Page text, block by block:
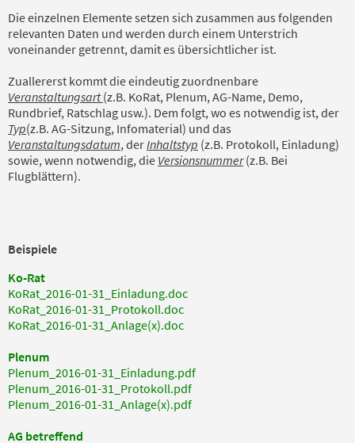
Die einzelnen Elemente setzen sich zusammen aus folgenden
relevanten Daten und werden durch einem Unterstrich
voneinander getrennt, damit es übersichtlicher ist.
Zuallererst kommt die eindeutig zuordnenbare
Veranstaltungsart(z.B. KoRat, Plenum, AG-Name, Demo,
Rundbrief, Ratschlag usw.). Dem folgt, wo es notwendig ist, der
Typ(z.B. AG-Sitzung, Infomaterial) und das
Veranstaltungsdatum, derInhaltstyp (z.B. Protokoll, Einladung)
sowie, wenn notwendig, die Versionsnummer(z.B. Bei
Flugblättern).
Beispiele
Ko-Rat
KoRat_2016-01-31_Einladung.doc
KoRat_2016-01-31_Protokoll.doc
KoRat_2016-01-31_Anlage(x).doc
Plenum
Plenum_2016-01-31_Einladung.pdf
Plenum_2016-01-31_Protokoll.pdf
Plenum_2016-01-31_Anlage(x).pdf
AG betreffend